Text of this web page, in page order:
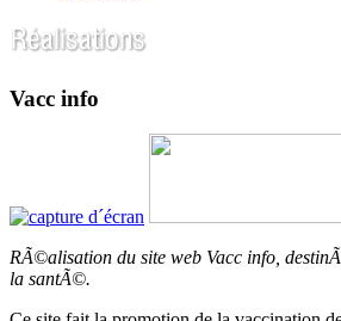
Vacc info
RÃ©alisation du site web Vacc info,
la santÃ©.